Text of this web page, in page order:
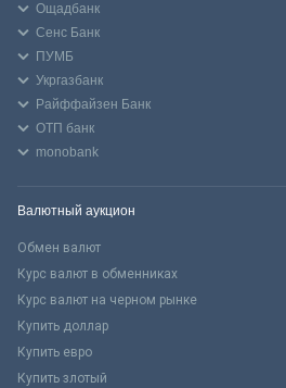
Ощадбанк
Сенс Банк
ПУМБ
Укргазбанк
Райффайзен Банк
ОТП банк
monobank
Валютный аукцион
Обмен валют
Курс валют в обменниках
Курс валют на черном рынке
Купить доллар
Купить евро
Купить злотый